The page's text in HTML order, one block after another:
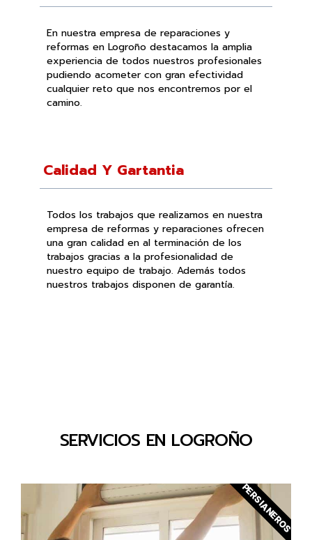
En nuestra empresa de reparaciones y
reformas en Logroño destacamos la amplia
experiencia de todos nuestros profesionales
pudiendo acometer con gran efectividad
cualquier reto que nos encontremos por el
camino.
Calidad Y Gartantia
Todos los trabajos que realizamos en nuestra
empresa de reformas y reparaciones ofrecen
una gran calidad en al terminación de los
trabajos gracias a la profesionalidad de
nuestro equipo de trabajo. Además todos
nuestros trabajos disponen de garantía.
SERVICIOS EN LOGROÑO
PERSIANEROS